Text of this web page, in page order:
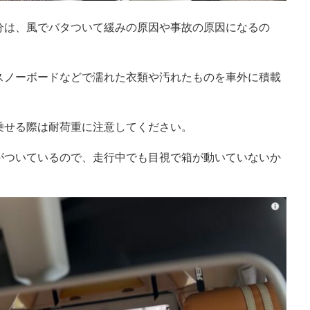
、風でバタついて緩みの原因や事故の原因になるの
ーボードなどで濡れた衣類や汚れたものを車外に積載
る際は耐荷重に注意してください。
いているので、走行中でも目視で箱が動いていないか